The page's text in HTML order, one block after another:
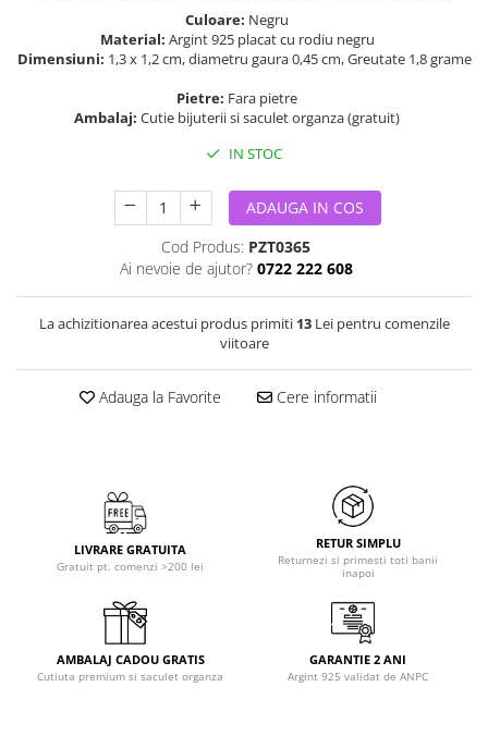
Culoare: Negru
Material: Argint 925 placat cu rodiu negru
Dimensiuni: 1,3 x 1,2 cm, diametru gaura 0,45 cm, Greutate 1,8 grame
Pietre: Fara pietre
Ambalaj: Cutie bijuterii si saculet organza (gratuit)
IN STOC
ADAUGA IN COS
Cod Produs: PZT0365
Ai nevoie de ajutor? 0722 222 608
La achizitionarea acestui produs primiti 13Lei pentru comenzile
viitoare
Adauga la Favorite Cere informatii
LIVRARE GRATUITA
Gratuit pt. comenzi >200 lei
RETUR SIMPLU
Returnezi si primesti toti banii
inapoi
AMBALAJ CADOU GRATIS
Cutiuta premium si saculet organza
GARANTIE 2 ANI
Argint 925 validat de ANPC